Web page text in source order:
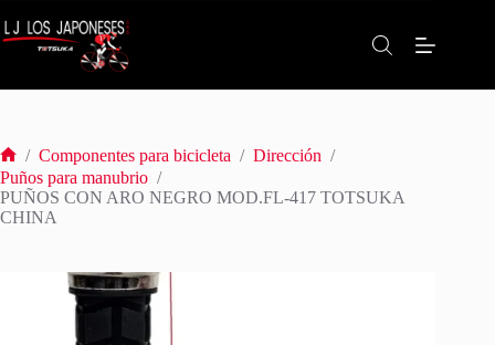
al
contenido
Inicio
/ Componentes para bicicleta / Dirección /
Puños para manubrio /
PUÑOS CON ARO NEGRO MOD.FL-417 TOTSUKA
CHINA